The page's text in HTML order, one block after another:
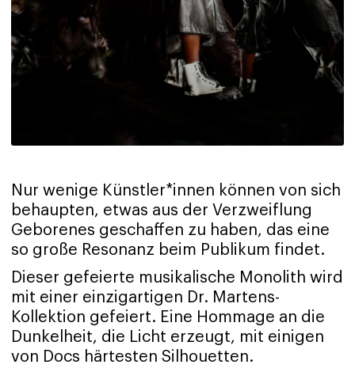
Nur wenige Künstler*innen können von sich
behaupten, etwas aus der Verzweiflung
Geborenes geschaffen zu haben, das eine
so große Resonanz beim Publikum findet.
Dieser gefeierte musikalische Monolith wird
mit einer einzigartigen Dr. Martens-
Kollektion gefeiert. Eine Hommage an die
Dunkelheit, die Licht erzeugt, mit einigen
von Docs härtesten Silhouetten.